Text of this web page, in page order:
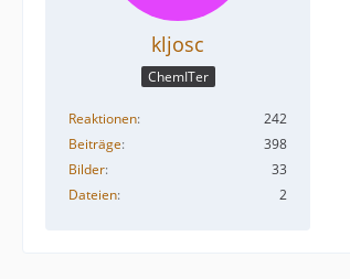
kljosc
ChemITer
Reaktionen
242
Beiträge
398
Bilder
33
Dateien
2